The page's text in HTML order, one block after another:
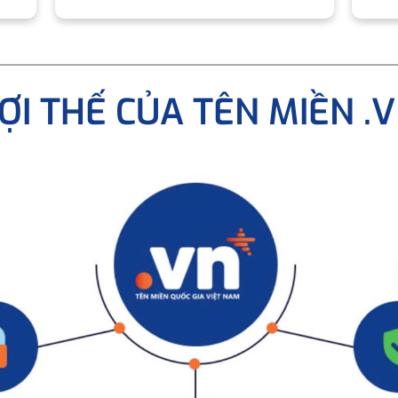
THẾ CỦA TÊN MIỀN